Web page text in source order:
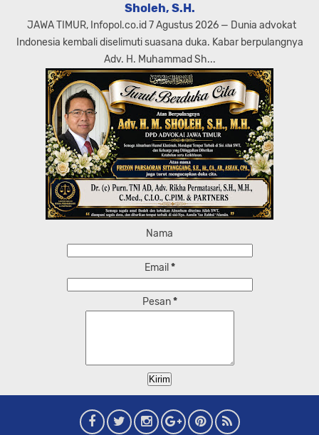
Sholeh, S.H.
JAWA TIMUR, Infopol.co.id 7 Agustus 2026 — Dunia advokat
Indonesia kembali diselimuti suasana duka. Kabar berpulangnya
Adv. H. Muhammad Sh...
Nama
Email *
Pesan*